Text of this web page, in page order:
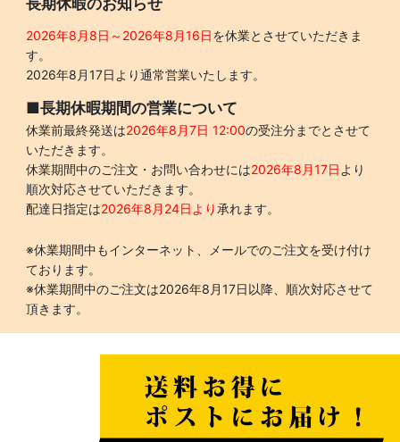
2026年8月8日～2026年8月16日を休業とさせていただきま
す。
2026年8月17日より通常営業いたします。
■長期休暇期間の営業について
休業前最終発送は2026年8月7日 12:00の受注分までとさせて
いただきます。
休業期間中のご注文・お問い合わせには2026年8月17日 より
順次対応させていただきます。
配達日指定は2026年8月24日より承れます。
※休業期間中もインターネット、メールでのご注文を受け付け
ております。
※休業期間中のご注文は2026年8月17日以降、順次対応させて
頂きます。